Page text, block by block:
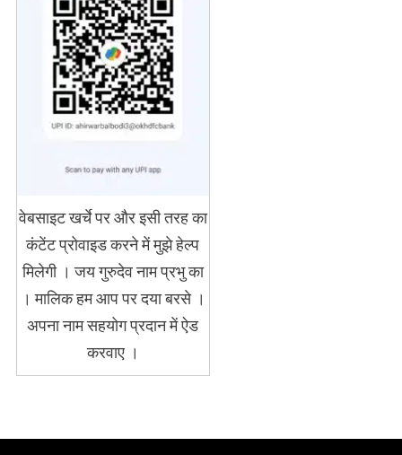
वेबसाइट खर्चे पर और इसी तरह का
कंटेंट प्रोवाइड करने में मुझे हेल्प
मिलेगी । जय गुरुदेव नाम प्रभु का
। मालिक हम आप पर दया बरसे ।
अपना नाम सहयोग प्रदान में ऐड
करवाए ।